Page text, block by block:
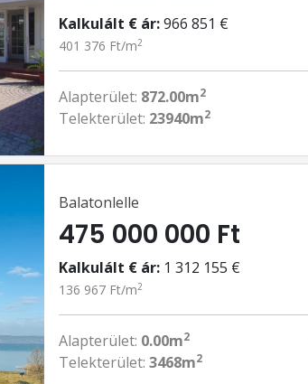
Kalkulált € ár:966 851 €
401 376 Ft/m2
Alapterület: 872.00m2
Telekterület: 23940m2
Balatonlelle
475 000 000 Ft
Kalkulált € ár: 1 312 155 €
136 967 Ft/m2
Alapterület: 0.00m2
Telekterület:3468m2